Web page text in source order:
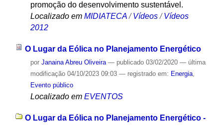
promoção do desenvolvimento sustentável.
Localizado em MIDIATECA /Vídeos /Vídeos
2012
O Lugar da Eólica no Planejamento Energético
por Janaina Abreu Oliveira — publicado03/02/2020 — última
modificação04/10/2023 09:03 — registrado em: Energia,
Evento público
Localizado em EVENTOS
O Lugar da Eólica no Planejamento Energético -